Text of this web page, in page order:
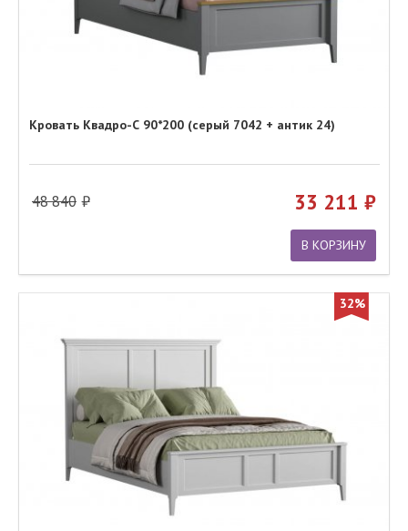
Кровать Квадро-С 90*200 (серый 7042 + антик 24)
48 840 33 211
В КОРЗИНУ
32%